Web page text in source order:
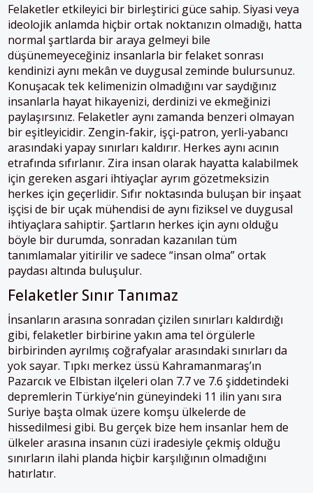
Felaketler etkileyici bir birleştirici güce sahip. Siyasi veya
ideolojik anlamda hiçbir ortak noktanızın olmadığı, hatta
normal şartlarda bir araya gelmeyi bile
düşünemeyeceğiniz insanlarla bir felaket sonrası
kendinizi aynı mekân ve duygusal zeminde bulursunuz.
Konuşacak tek kelimenizin olmadığını var saydığınız
insanlarla hayat hikayenizi, derdinizi ve ekmeğinizi
paylaşırsınız. Felaketler aynı zamanda benzeri olmayan
bir eşitleyicidir. Zengin-fakir, işçi-patron, yerli-yabancı
arasındaki yapay sınırları kaldırır. Herkes aynı acının
etrafında sıfırlanır. Zira insan olarak hayatta kalabilmek
için gereken asgari ihtiyaçlar ayrım gözetmeksizin
herkes için geçerlidir. Sıfır noktasında buluşan bir inşaat
işçisi de bir uçak mühendisi de aynı fiziksel ve duygusal
ihtiyaçlara sahiptir. Şartların herkes için aynı olduğu
böyle bir durumda, sonradan kazanılan tüm
tanımlamalar yitirilir ve sadece “insan olma” ortak
paydası altında buluşulur.
Felaketler Sınır Tanımaz
İnsanların arasına sonradan çizilen sınırları kaldırdığı
gibi, felaketler birbirine yakın ama tel örgülerle
birbirinden ayrılmış coğrafyalar arasındaki sınırları da
yok sayar. Tıpkı merkez üssü Kahramanmaraş’ın
Pazarcık ve Elbistan ilçeleri olan 7.7 ve 7.6 şiddetindeki
depremlerin Türkiye’nin güneyindeki 11 ilin yanı sıra
Suriye başta olmak üzere komşu ülkelerde de
hissedilmesi gibi. Bu gerçek bize hem insanlar hem de
ülkeler arasına insanın cüzi iradesiyle çekmiş olduğu
sınırların ilahi planda hiçbir karşılığının olmadığını
hatırlatır.